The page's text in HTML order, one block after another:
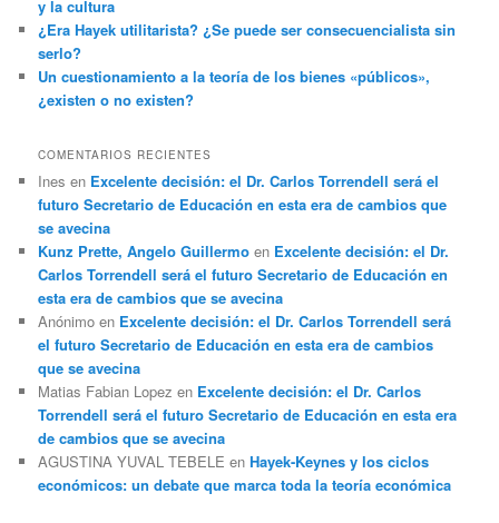
y la cultura
¿Era Hayek utilitarista? ¿Se puede ser consecuencialista sin
serlo?
Un cuestionamiento a la teoría de los bienes «públicos»,
¿existen o no existen?
COMENTARIOS RECIENTES
Ines en Excelente decisión: el Dr. Carlos Torrendell será el
futuro Secretario de Educación en esta era de cambios que
se avecina
Kunz Prette, Angelo Guillermo en Excelente decisión: el Dr.
Carlos Torrendell será el futuro Secretario de Educación en
esta era de cambios que se avecina
Anónimo en Excelente decisión: el Dr. Carlos Torrendell será
el futuro Secretario de Educación en esta era de cambios
que se avecina
Matias Fabian Lopez en Excelente decisión: el Dr. Carlos
Torrendell será el futuro Secretario de Educación en esta era
de cambios que se avecina
AGUSTINA YUVAL TEBELE enHayek-Keynes y los ciclos
económicos: un debate que marca toda la teoría económica